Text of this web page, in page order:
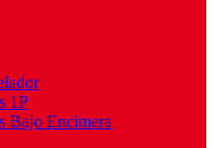
1P
Bajo Encimera